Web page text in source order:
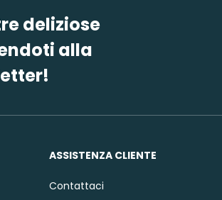
deliziose
alla
ASSISTENZA CLIENTE
Contattaci